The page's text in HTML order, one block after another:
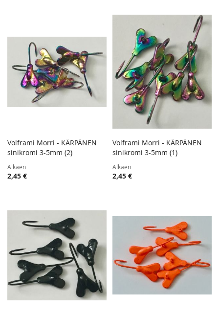
Lisää ostoskoriin
TOIVELISTA
VERTAILUUN
Volframi Morri - KÄRPÄNEN
sinikromi 3-5mm (2)
Alkaen
2,45 €
Lisää ostoskoriin
Volframi Morri - KÄRPÄNEN
sinikromi 3-5mm (1)
Alkaen
2,45 €